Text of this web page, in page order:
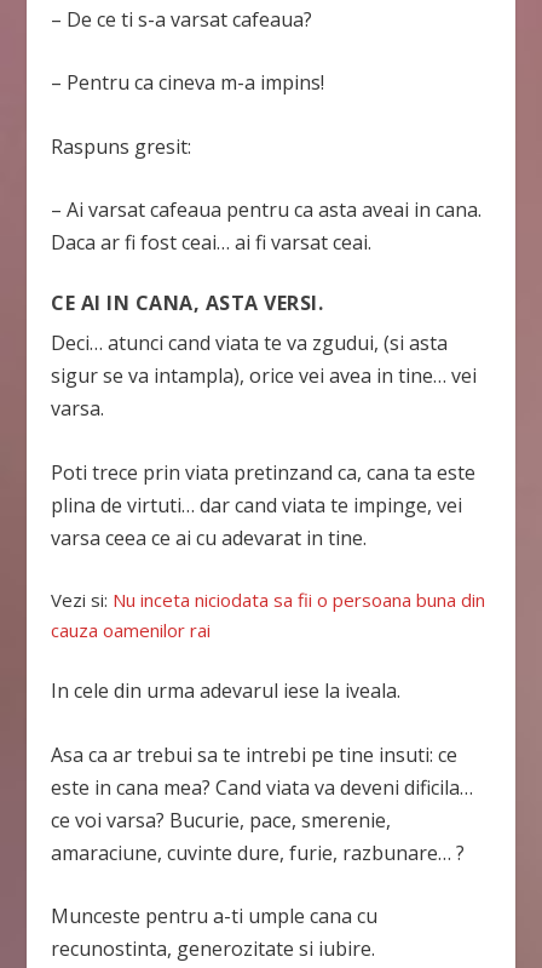
– De ce ti s-a varsat cafeaua?
– Pentru ca cineva m-a impins!
Raspuns gresit:
– Ai varsat cafeaua pentru ca asta aveai in cana.
Daca ar fi fost ceai… ai fi varsat ceai.
CE AI IN CANA, ASTA VERSI.
Deci… atunci cand viata te va zgudui, (si asta
sigur se va intampla), orice vei avea in tine… vei
varsa.
Poti trece prin viata pretinzand ca, cana ta este
plina de virtuti… dar cand viata te impinge, vei
varsa ceea ce ai cu adevarat in tine.
Vezi si: Nu inceta niciodata sa fii o persoana buna din
cauza oamenilor rai
In cele din urma adevarul iese la iveala.
Asa ca ar trebui sa te intrebi pe tine insuti: ce
este in cana mea? Cand viata va deveni dificila…
ce voi varsa? Bucurie, pace, smerenie,
amaraciune, cuvinte dure, furie, razbunare… ?
Munceste pentru a-ti umple cana cu
recunostinta, generozitate si iubire.